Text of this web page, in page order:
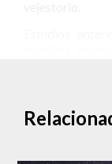
alcanzó el